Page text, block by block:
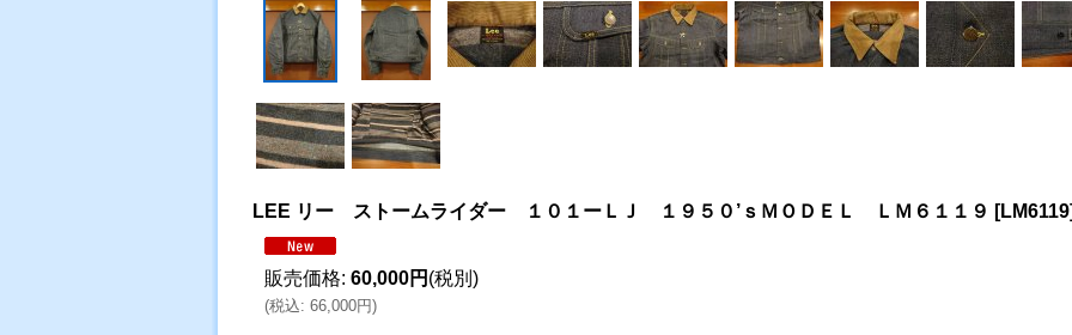
LEE リー ストームライダー １０１ーＬＪ １９５０’ｓＭＯＤＥＬ ＬＭ６１１９ [LM6119
販売価格: 60,000円 (税別)
(税込: 66,000円)